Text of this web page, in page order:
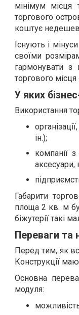
мінімум місця
торгового
коштує
Існують і
своїми
гармонувати
торгового
У яких
Використання
ін.);
компанії
аксесуари,
Габарити
площа 2 кв. м
біжутерії такі
Переваги та
Перед тим, як
Конструкції
Основна
модуля: